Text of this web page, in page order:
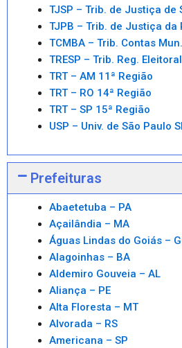
TJSP – Trib. de Justiça de
TJPB – Trib. de Justiça da
TCMBA – Trib. Contas
TRESP – Trib. Reg.
TRT – AM 11ª Região
TRT – RO 14ª Região
TRT – SP 15ª Região
USP – Univ. de São Paulo
Prefeituras
Abaetetuba – PA
Açailândia – MA
Águas Lindas do Goiás –
Alagoinhas – BA
Aldemiro Gouveia – AL
Aliança – PE
Alta Floresta – MT
Alvorada – RS
Americana – SP